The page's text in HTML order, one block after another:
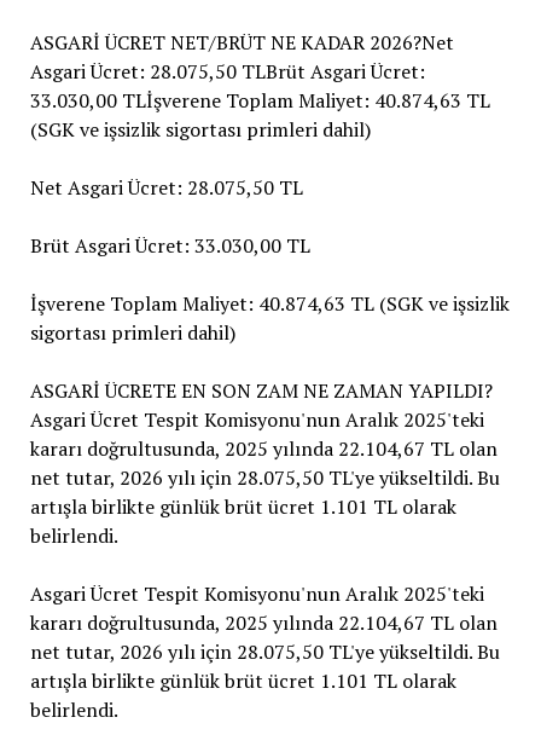
ASGARİ ÜCRET NET/BRÜT NE KADAR 2026?Net
Asgari Ücret: 28.075,50 TLBrüt Asgari Ücret:
33.030,00 TLİşverene Toplam Maliyet: 40.874,63 TL
(SGK ve işsizlik sigortası primleri dahil)
Net Asgari Ücret: 28.075,50 TL
Brüt Asgari Ücret: 33.030,00 TL
İşverene Toplam Maliyet: 40.874,63 TL (SGK ve işsizlik
sigortası primleri dahil)
ASGARİ ÜCRETE EN SON ZAM NE ZAMAN YAPILDI?
Asgari Ücret Tespit Komisyonu'nun Aralık 2025'teki
kararı doğrultusunda, 2025 yılında 22.104,67 TL olan
net tutar, 2026 yılı için 28.075,50 TL'ye yükseltildi. Bu
artışla birlikte günlük brüt ücret 1.101 TL olarak
belirlendi.
Asgari Ücret Tespit Komisyonu'nun Aralık 2025'teki
kararı doğrultusunda, 2025 yılında 22.104,67 TL olan
net tutar, 2026 yılı için 28.075,50 TL'ye yükseltildi. Bu
artışla birlikte günlük brüt ücret 1.101 TL olarak
belirlendi.